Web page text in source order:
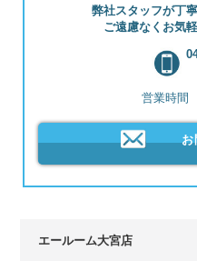
弊社スタッフが丁
ご遠慮なくお気
営業時間
お
エールーム大宮店